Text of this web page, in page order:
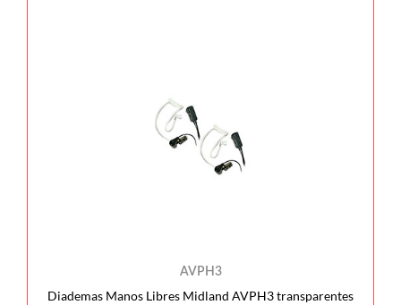
AVPH3
Diademas Manos Libres Midland AVPH3 transparentes